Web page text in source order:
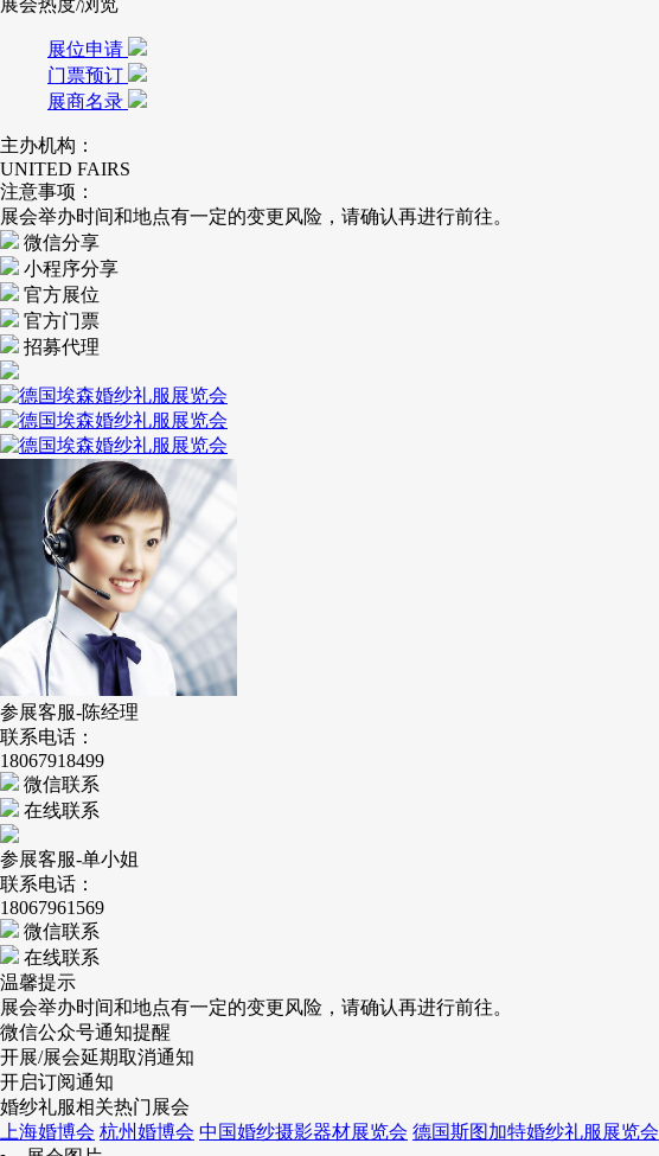
展会热度/浏览
展位申请
门票预订
展商名录
主办机构：
UNITED FAIRS
注意事项：
展会举办时间和地点有一定的变更风险，请确认再进行前往。
微信分享
小程序分享
官方展位
官方门票
招募代理
参展客服-陈经理
联系电话：
18067918499
微信联系
在线联系
参展客服-单小姐
联系电话：
18067961569
微信联系
在线联系
温馨提示
展会举办时间和地点有一定的变更风险，请确认再进行前往。
微信公众号通知提醒
开展/展会延期取消通知
开启订阅通知
婚纱礼服相关热门展会
上海婚博会 杭州婚博会 中国婚纱摄影器材展览会 德国斯图加特婚纱礼服展览会